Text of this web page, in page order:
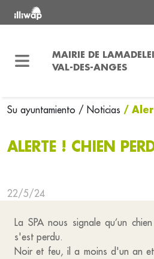
MAIRIE DE
VAL-DES-ANGES
Su ayuntamiento / Noticias /
ALERTE ! CHIEN
22/5/24
La SPA nous signale qu’un
s'est perdu.
Noir et feu, il a moins d'un an